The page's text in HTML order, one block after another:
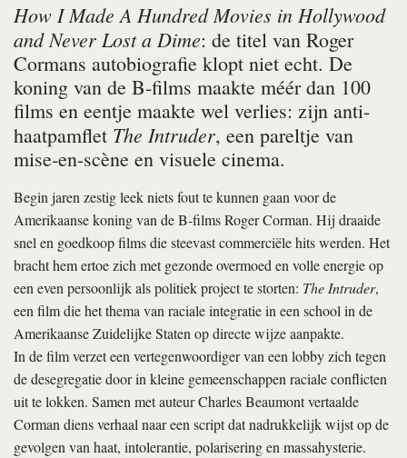
How I Made A Hundred Movies in Hollywood
and Never Lost a Dime: de titel van Roger
Cormans autobiografie klopt niet echt. De
koning van de B-films maakte méér dan 100
films en eentje maakte wel verlies: zijn anti-
haatpamflet The Intruder, een pareltje van
mise-en-scène en visuele cinema.
Begin jaren zestig leek niets fout te kunnen gaan voor de
Amerikaanse koning van de B-films Roger Corman. Hij draaide
snel en goedkoop films die steevast commerciële hits werden. Het
bracht hem ertoe zich met gezonde overmoed en volle energie op
een even persoonlijk als politiek project te storten: The Intruder,
een film die het thema van raciale integratie in een school in de
Amerikaanse Zuidelijke Staten op directe wijze aanpakte.
In de film verzet een vertegenwoordiger van een lobby zich tegen
de desegregatie door in kleine gemeenschappen raciale conflicten
uit te lokken. Samen met auteur Charles Beaumont vertaalde
Corman diens verhaal naar een script dat nadrukkelijk wijst op de
gevolgen van haat, intolerantie, polarisering en massahysterie.